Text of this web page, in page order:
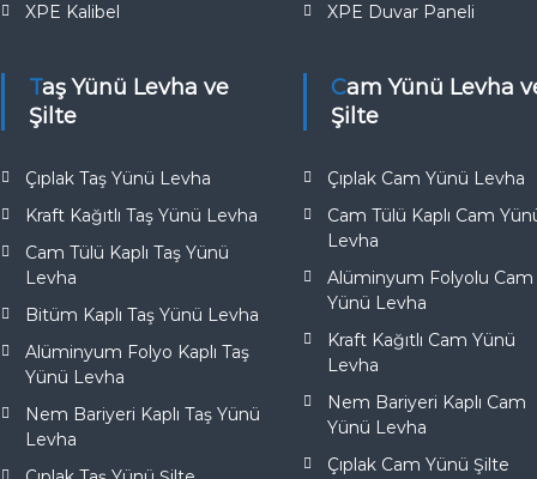
XPE Kalibel
Taş Yünü Levha ve
Şilte
Çıplak Taş Yünü Levha
Kraft Kağıtlı Taş Yünü Levha
Cam Tülü Kaplı Taş Yünü
Levha
Bitüm Kaplı Taş Yünü Levha
Alüminyum Folyo Kaplı Taş
Yünü Levha
Nem Bariyeri Kaplı Taş Yünü
Levha
XPE Duvar Paneli
Cam Yünü Levha ve
Şilte
Çıplak Cam Yünü Levha
Cam Tülü Kaplı Cam
Levha
Alüminyum Folyolu Cam
Yünü Levha
Kraft Kağıtlı Cam Yünü
Levha
Nem Bariyeri Kaplı Cam
Yünü Levha
Çıplak Cam Yünü Şilte